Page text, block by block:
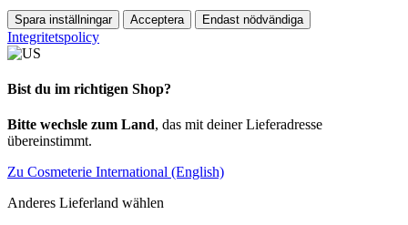
Spara inställningar Acceptera Endast nödvändiga
Integritetspolicy
Bist du im richtigen Shop?
Bitte wechsle zum Land, das mit deiner Lieferadresse
übereinstimmt.
Zu Cosmeterie International (English)
Anderes Lieferland wählen